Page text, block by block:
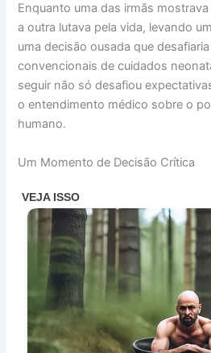
Enquanto uma das irmãs
a outra lutava pela vida, levando
uma decisão ousada que
convencionais de cuidados
seguir não só desafiou
o entendimento médico sobre o
humano.
Um Momento de Decisão Crítica